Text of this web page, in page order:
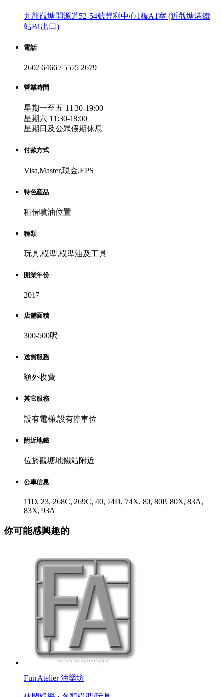
九龍觀塘開源道52-54號豐利中心1樓A1室 (近觀塘港鐵
站B1出口)
電話
2602 6466 / 5575 2679
營業時間
星期一至五 11:30-19:00
星期六 11:30-18:00
星期日及公眾假期休息
付款方式
Visa,Master,現金,EPS
特色産品
租借噴油位置
種類
玩具,模型,模型油及工具
開業年份
2017
店舖面積
300-500呎
送貨服務
額外收費
其它服務
設有電梯,設有停車位
附近地鐵
位於觀塘地鐵站附近
公車信息
11D, 23, 268C, 269C, 40, 74D, 74X, 80, 80P, 80X, 83A,
83X, 93A
你可能感興趣的
Fun Atelier 油樂坊